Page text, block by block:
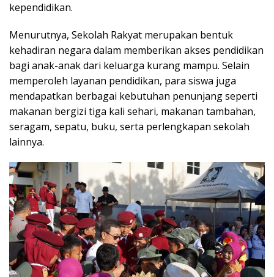
kependidikan.
Menurutnya, Sekolah Rakyat merupakan bentuk
kehadiran negara dalam memberikan akses pendidikan
bagi anak-anak dari keluarga kurang mampu. Selain
memperoleh layanan pendidikan, para siswa juga
mendapatkan berbagai kebutuhan penunjang seperti
makanan bergizi tiga kali sehari, makanan tambahan,
seragam, sepatu, buku, serta perlengkapan sekolah
lainnya.